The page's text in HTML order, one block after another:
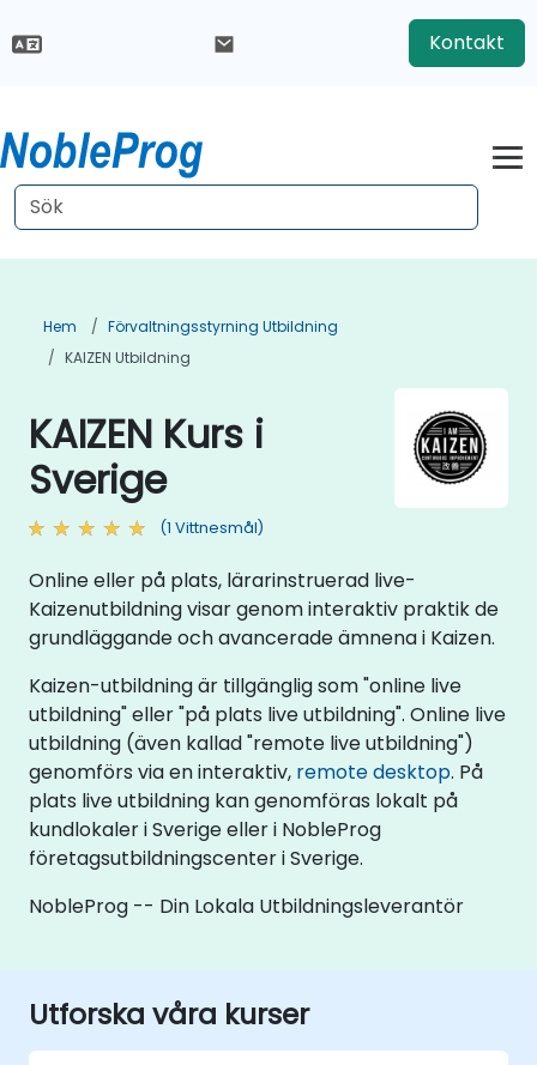
Kontakt
Hem
Förvaltningsstyrning Utbildning
KAIZEN Utbildning
KAIZEN Kurs i
Sverige
(1 Vittnesmål)
Online eller på plats, lärarinstruerad live-
Kaizenutbildning visar genom interaktiv praktik de
grundläggande och avancerade ämnena i Kaizen.
Kaizen-utbildning är tillgänglig som "online live
utbildning" eller "på plats live utbildning". Online live
utbildning (även kallad "remote live utbildning")
genomförs via en interaktiv, remote desktop. På
plats live utbildning kan genomföras lokalt på
kundlokaler i Sverige eller i NobleProg
företagsutbildningscenter i Sverige.
NobleProg -- Din Lokala Utbildningsleverantör
Utforska våra kurser